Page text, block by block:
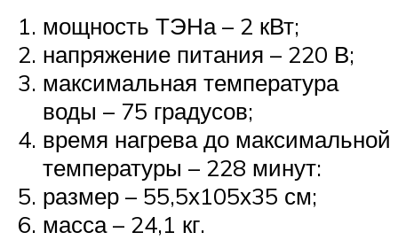
мощность ТЭНа – 2 кВт;
напряжение питания – 220 В;
максимальная температура
воды – 75 градусов;
время нагрева до максимальной
температуры – 228 минут:
размер – 55,5х105х35 см;
масса – 24,1 кг.